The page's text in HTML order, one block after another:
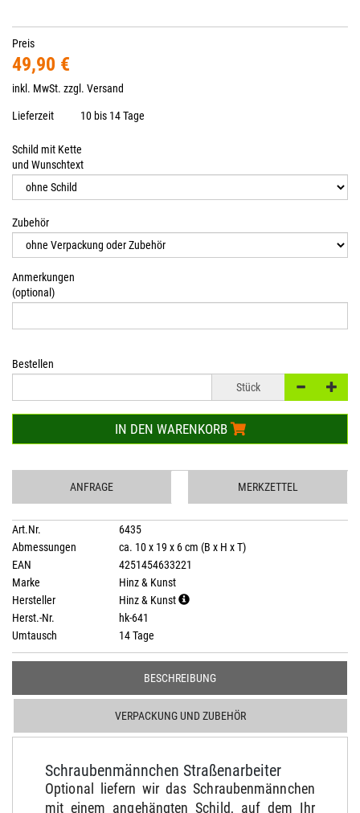
Preis
49,90 €
inkl. MwSt. zzgl. Versand
Lieferzeit 10 bis 14 Tage
Schild mit Kette
und Wunschtext
Zubehör
Anmerkungen
(optional)
Bestellen
Stück
IN DEN WARENKORB
ANFRAGE MERKZETTEL
Art.Nr.
6435
Abmessungen
ca. 10 x 19 x 6 cm (B x H x T)
EAN
4251454633221
Marke
Hinz & Kunst
Hersteller
Hinz & Kunst
Herst.-Nr.
hk-641
Umtausch
14 Tage
BESCHREIBUNG
VERPACKUNG UND ZUBEHÖR
Schraubenmännchen Straßenarbeiter
Optional liefern wir das Schraubenmännchen
mit einem angehängten Schild, auf dem Ihr